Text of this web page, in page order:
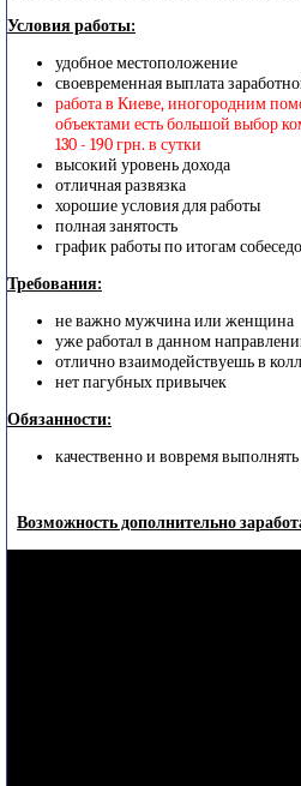
Условия работы:
удобное местоположение
своевременная выплата
работа в Киеве, иногородним
объектами есть большой выбор
130 - 190 грн. в сутки
высокий уровень дохода
отличная развязка
хорошие условия для работы
полная занятость
график работы по итогам
Требования:
не важно мужчина или женщина
уже работал в данном
отлично взаимодействуешь в
нет пагубных привычек
Обязанности:
качественно и вовремя
Возможность дополнительно